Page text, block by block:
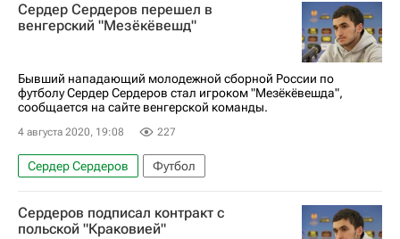
Динамо-Брянск
Первая лига
Сердер Сердеров перешел в
венгерский "Мезёкёвешд"
Бывший нападающий молодежной сборной России по
футболу Сердер Сердеров стал игроком "Мезёкёвешда",
сообщается на сайте венгерской команды.
4 августа 2020, 19:08 227
Сердер Сердеров Футбол
Сердеров подписал контракт с
польской "Краковией"